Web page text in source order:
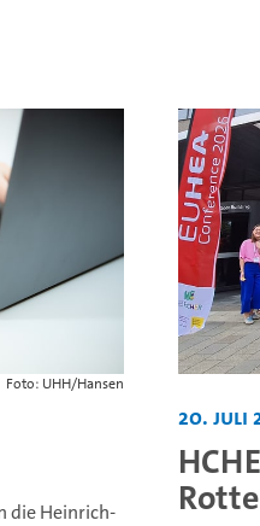
Foto: UHH/Hansen
die Heinrich-
20. Juli